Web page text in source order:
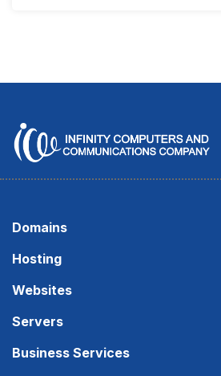
Domains
Hosting
Websites
Servers
Business Services